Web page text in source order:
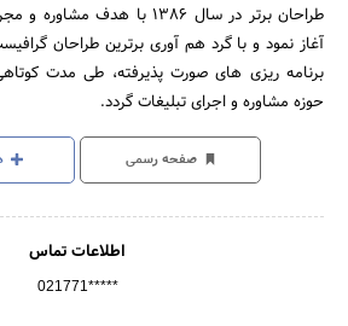
طراحان برتر در سال ۱۳۸۶ با
آغاز نمود و با گرد هم آوری برترین طراحان
برنامه ریزی های صورت پذیرفته، طی مدت
حوزه مشاوره و اجرای تبلیغات گردد.
صفحه رسمی
اطلاعات تماس
021771*****